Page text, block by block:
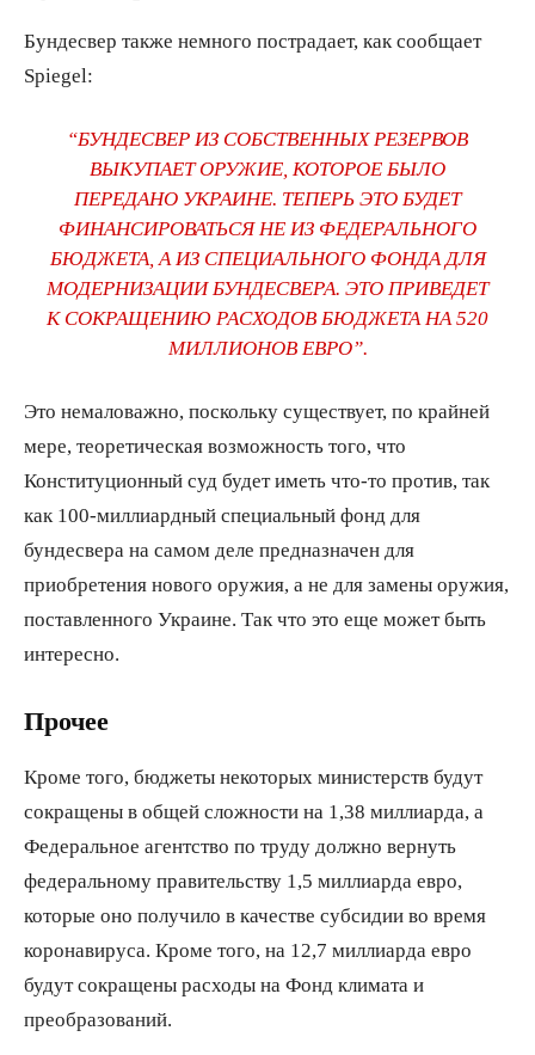
Бундесвер также немного пострадает, как сообщает
Spiegel:
“БУНДЕСВЕР ИЗ СОБСТВЕННЫХ РЕЗЕРВОВ
ВЫКУПАЕТ ОРУЖИЕ, КОТОРОЕ БЫЛО
ПЕРЕДАНО УКРАИНЕ. ТЕПЕРЬ ЭТО БУДЕТ
ФИНАНСИРОВАТЬСЯ НЕ ИЗ ФЕДЕРАЛЬНОГО
БЮДЖЕТА, А ИЗ СПЕЦИАЛЬНОГО ФОНДА ДЛЯ
МОДЕРНИЗАЦИИ БУНДЕСВЕРА. ЭТО ПРИВЕДЕТ
К СОКРАЩЕНИЮ РАСХОДОВ БЮДЖЕТА НА 520
МИЛЛИОНОВ ЕВРО”.
Это немаловажно, поскольку существует, по крайней
мере, теоретическая возможность того, что
Конституционный суд будет иметь что-то против, так
как 100-миллиардный специальный фонд для
бундесвера на самом деле предназначен для
приобретения нового оружия, а не для замены оружия,
поставленного Украине. Так что это еще может быть
интересно.
Прочее
Кроме того, бюджеты некоторых министерств будут
сокращены в общей сложности на 1,38 миллиарда, а
Федеральное агентство по труду должно вернуть
федеральному правительству 1,5 миллиарда евро,
которые оно получило в качестве субсидии во время
коронавируса. Кроме того, на 12,7 миллиарда евро
будут сокращены расходы на Фонд климата и
преобразований.